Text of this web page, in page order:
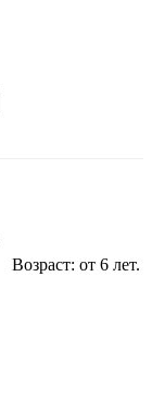
Возраст: от 6 лет.